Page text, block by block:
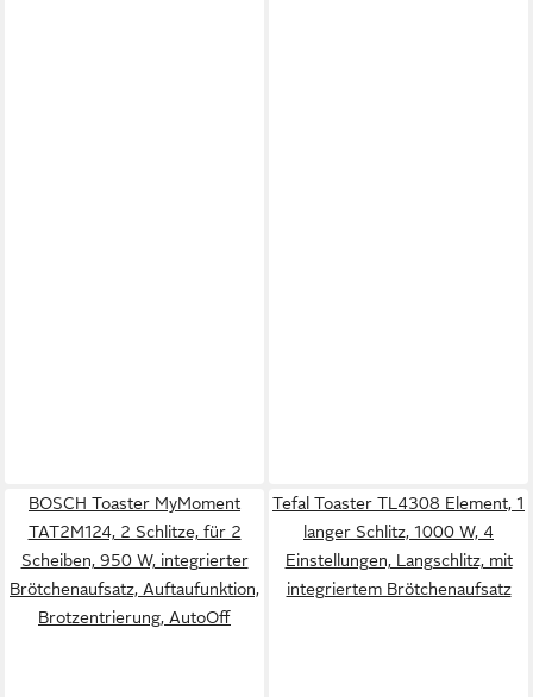
BOSCH Toaster MyMoment
TAT2M124, 2 Schlitze, für 2
Scheiben, 950 W, integrierter
Brötchenaufsatz, Auftaufunktion,
Brotzentrierung, AutoOff
Tefal Toaster TL4308 Element, 1
langer Schlitz, 1000 W, 4
Einstellungen, Langschlitz, mit
integriertem Brötchenaufsatz